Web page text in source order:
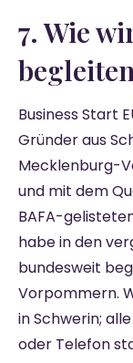
7. Wie
Business Start
Gründer aus
Mecklenburg-
und mit dem
BAFA-
habe in den
bundesweit
Vorpommern.
in Schwerin;
oder Telefon